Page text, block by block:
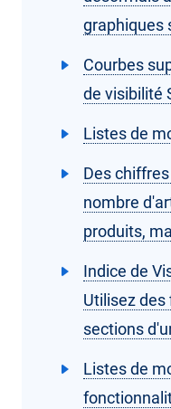
graphiques
Courbes
de visibilité
Listes de
Des
nombre
produits,
Indice de
Utilisez
sections
Listes de